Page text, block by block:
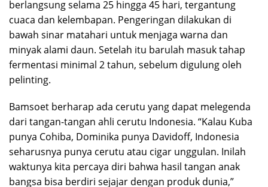
berlangsung selama 25 hingga 45 hari, tergantung
cuaca dan kelembapan. Pengeringan dilakukan di
bawah sinar matahari untuk menjaga warna dan
minyak alami daun. Setelah itu barulah masuk tahap
fermentasi minimal 2 tahun, sebelum digulung oleh
pelinting.
Bamsoet berharap ada cerutu yang dapat melegenda
dari tangan-tangan ahli cerutu Indonesia. “Kalau Kuba
punya Cohiba, Dominika punya Davidoff, Indonesia
seharusnya punya cerutu atau cigar unggulan. Inilah
waktunya kita percaya diri bahwa hasil tangan anak
bangsa bisa berdiri sejajar dengan produk dunia,”